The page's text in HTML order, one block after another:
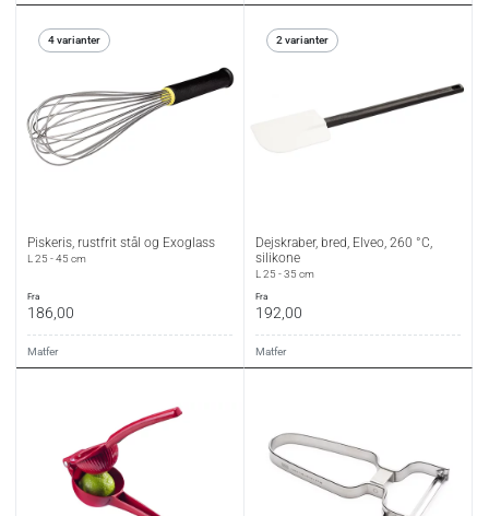
4 varianter
Piskeris, rustfrit stål og Exoglass
L 25 - 45 cm
fra
186,00
Matfer
2 varianter
Dejskraber, bred, Elveo, 260 °C,
silikone
L 25 - 35 cm
fra
192,00
Matfer